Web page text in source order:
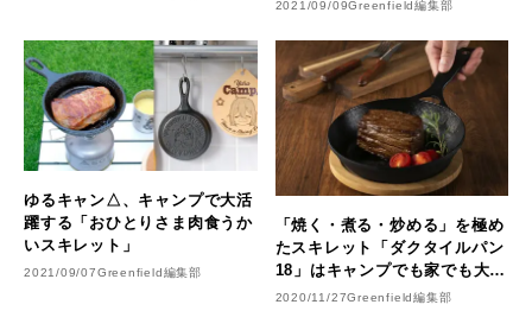
2021/09/09Greenfield編集部
ゆるキャン△、キャンプで大活
躍する「おひとりさま肉食うか
いスキレット」
2021/09/07Greenfield編集部
「焼く・煮る・炒める」を極め
たスキレット「ダクタイルパン
18」はキャンプでも家でも大活
躍で男飯のお供に！
2020/11/27Greenfield編集部